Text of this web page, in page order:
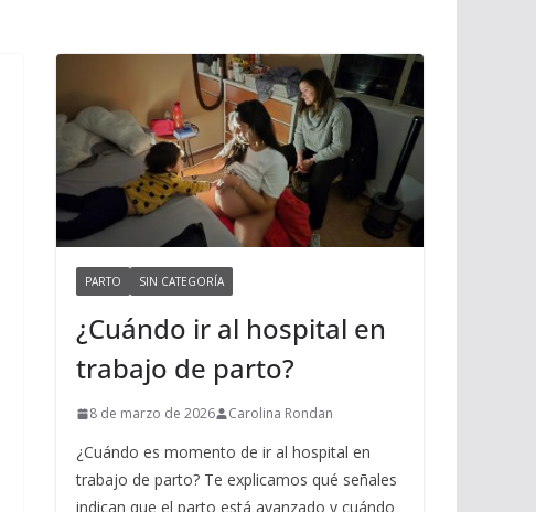
PARTO SIN CATEGORÍA
¿Cuándo ir al hospital en
trabajo de parto?
8 de marzo de 2026 Carolina Rondan
¿Cuándo es momento de ir al hospital en
trabajo de parto? Te explicamos qué señales
indican que el parto está avanzado y cuándo